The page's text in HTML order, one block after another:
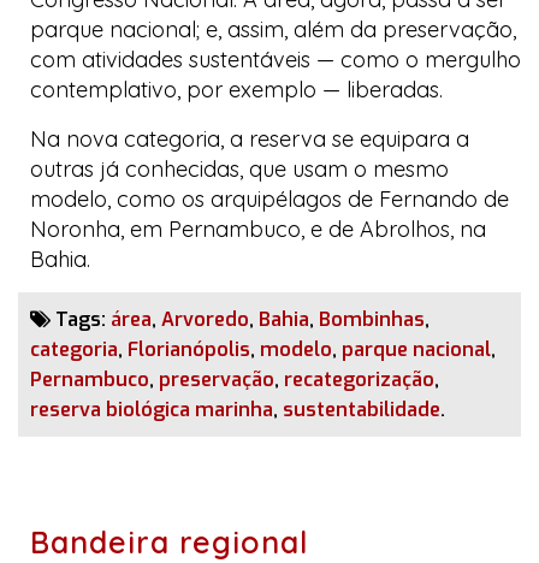
parque nacional; e, assim, além da preservação,
com atividades sustentáveis — como o mergulho
contemplativo, por exemplo — liberadas.
Na nova categoria, a reserva se equipara a
outras já conhecidas, que usam o mesmo
modelo, como os arquipélagos de Fernando de
Noronha, em Pernambuco, e de Abrolhos, na
Bahia.
Tags: área, Arvoredo, Bahia, Bombinhas,
categoria, Florianópolis, modelo, parque nacional,
Pernambuco, preservação, recategorização,
reserva biológica marinha, sustentabilidade.
Bandeira regional